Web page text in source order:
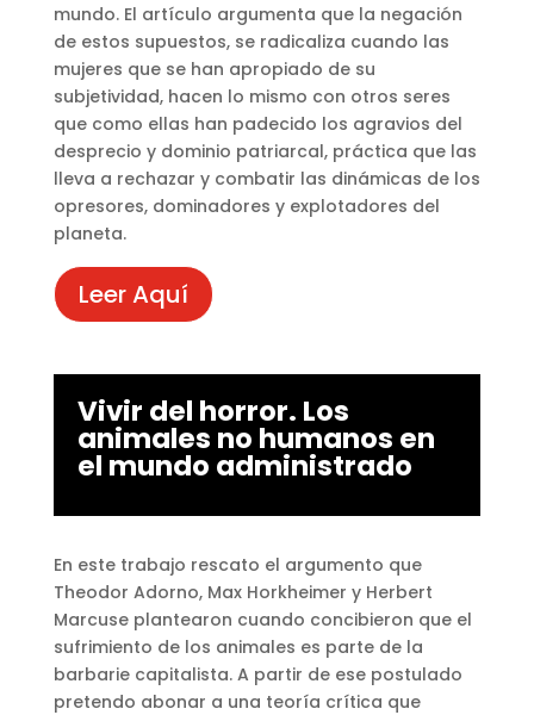
mundo. El artículo argumenta que la negación
de estos supuestos, se radicaliza cuando las
mujeres que se han apropiado de su
subjetividad, hacen lo mismo con otros seres
que como ellas han padecido los agravios del
desprecio y dominio patriarcal, práctica que las
lleva a rechazar y combatir las dinámicas de los
opresores, dominadores y explotadores del
planeta.
Leer Aquí
Vivir del horror. Los
animales no humanos en
el mundo administrado
En este trabajo rescato el argumento que
Theodor Adorno, Max Horkheimer y Herbert
Marcuse plantearon cuando concibieron que el
sufrimiento de los animales es parte de la
barbarie capitalista. A partir de ese postulado
pretendo abonar a una teoría crítica que